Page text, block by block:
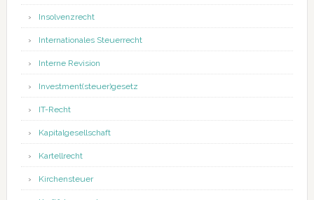
Insolvenzrecht
Internationales Steuerrecht
Interne Revision
Investment(steuer)gesetz
IT-Recht
Kapitalgesellschaft
Kartellrecht
Kirchensteuer